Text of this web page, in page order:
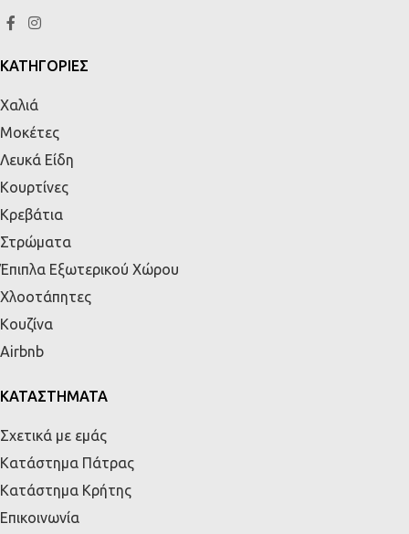
ΚΑΤΗΓΟΡΙΕΣ
Χαλιά
Μοκέτες
Λευκά Είδη
Κουρτίνες
Κρεβάτια
Στρώματα
Έπιπλα Εξωτερικού Χώρου
Χλοοτάπητες
Κουζίνα
Airbnb
ΚΑΤΑΣΤΗΜΑΤΑ
Σχετικά με εμάς
Κατάστημα Πάτρας
Κατάστημα Κρήτης
Επικοινωνία